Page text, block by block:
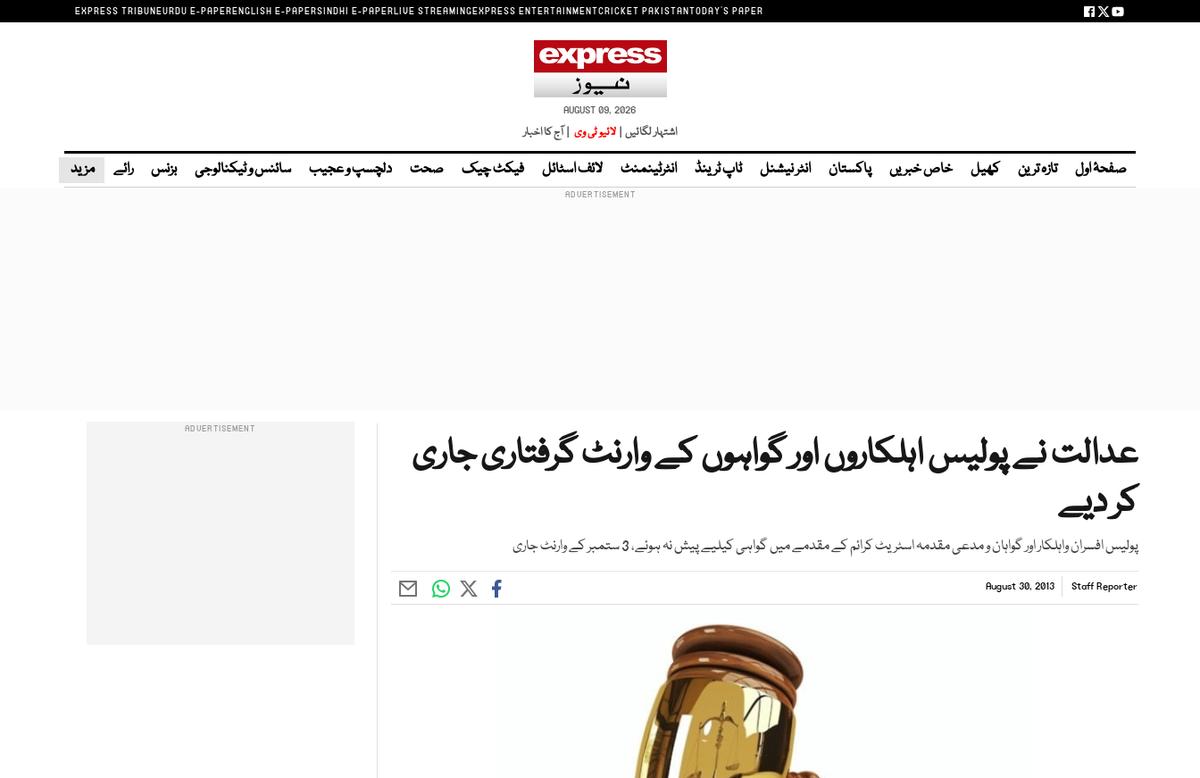
EXPRESS TRIBUNEURDU E-PAPERENGLISH E-PAPERSINDHI E-PAPERLIVE STREAMINGEXPRESS ENTERTAINMENTCRICKET PAKISTANTODAY'S PAPER
AUGUST 09, 2026
اشتہار لگائیں | لائیو ٹی وی | آج کا اخبار
صفحۂ اول تازہ ترین کھیل خاص خبریں پاکستان انٹر نیشنل ٹاپ ٹرینڈ انٹرٹینمنٹ لائف اسٹائل فیکٹ چیک صحت دلچسپ و عجیب سائنس و ٹیکنالوجی بزنس رائے مزید
عدالت نے پولیس اہلکاروں اور گواہوں کے وارنٹ گرفتاری جاری
کر دیے
پولیس افسران واہلکار اور گواہان و مدعی مقدمہ اسٹریٹ کرائم کے مقدمے میں گواہی کیلیے پیش نہ ہوئے، 3 ستمبر کے وارنٹ جاری
Staff Reporter
August 30, 2013